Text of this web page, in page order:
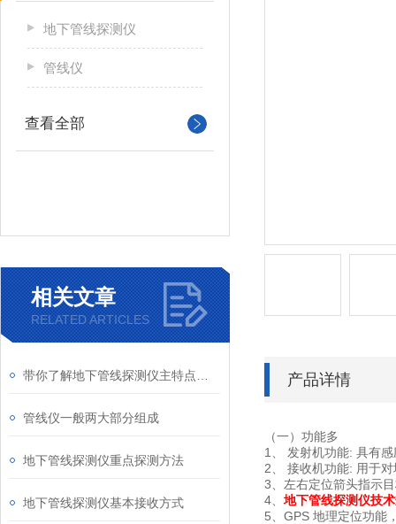
地下管线探测仪
管线仪
查看全部
相关文章
RELATED ARTICLES
管线仪一般两大部分组成
地下管线探测仪重点探测方法
地下管线探测仪基本接收方式
产品详情
（一）功能多
1、 发射机功能: 具有
2、 接收机功能: 用于
3、左右定位箭头指示
4、 地下管线探测仪技
5、GPS 地理定位功能